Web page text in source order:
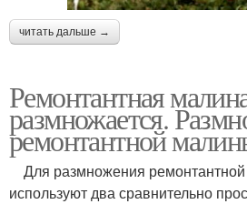
читать дальше →
Ремонтантная
размножается.
ремонтантной
Для размножения
используют два сравнительно